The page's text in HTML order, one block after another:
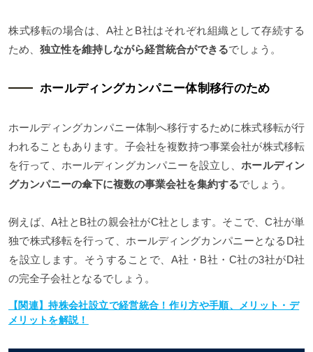
株式移転の場合は、A社とB社はそれぞれ組織として存続する
ため、 独立性を維持しながら経営統合ができるでしょう。
ホールディングカンパニー体制移行のため
ホールディングカンパニー体制へ移行するために株式移転が行
われることもあります。子会社を複数持つ事業会社が株式移転
を行って、ホールディングカンパニーを設立し、ホールディン
グカンパニーの傘下に複数の事業会社を集約するでしょう。
例えば、A社とB社の親会社がC社とします。そこで、C社が単
独で株式移転を行って、ホールディングカンパニーとなるD社
を設立します。そうすることで、A社・B社・C社の3社がD社
の完全子会社となるでしょう。
【関連】持株会社設立で経営統合！作り方や手順、メリット・デ
メリットを解説！